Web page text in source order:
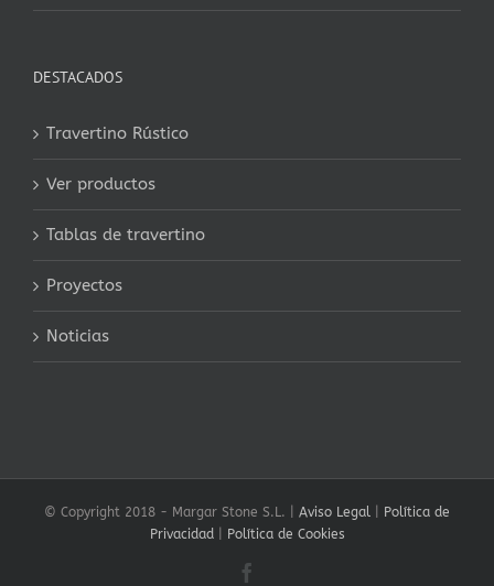
DESTACADOS
Travertino Rústico
Ver productos
Tablas de travertino
Proyectos
Noticias
© Copyright 2018 - Margar Stone S.L. | Aviso Legal
Política de
Privacidad| Política de Cookies